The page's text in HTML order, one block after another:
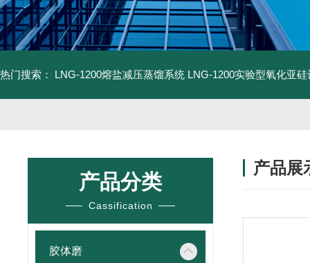
热门搜索： LNG-1200熔盐减压蒸馏系统 LNG-1200实验型氧化亚硅
产品分类
Cassification
胶体磨
产品展